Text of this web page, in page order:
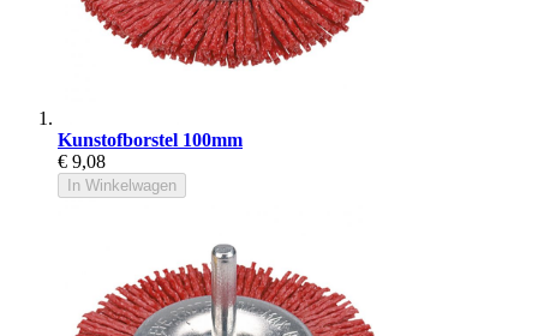
Kunstofborstel 100mm
€ 9,08
In Winkelwagen